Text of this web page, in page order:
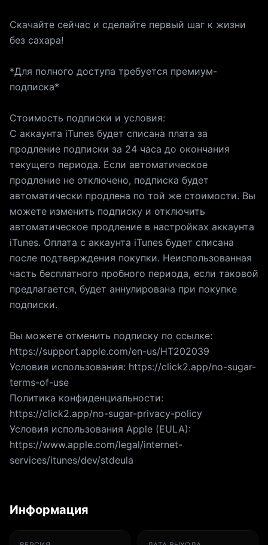
Скачайте сейчас и сделайте первый шаг к жизни
без сахара!
*Для полного доступа требуется премиум-
подписка*
Стоимость подписки и условия:
С аккаунта iTunes будет списана плата за
продление подписки за 24 часа до окончания
текущего периода. Если автоматическое
продление не отключено, подписка будет
автоматически продлена по той же стоимости. Вы
можете изменить подписку и отключить
автоматическое продление в настройках аккаунта
iTunes. Оплата с аккаунта iTunes будет списана
после подтверждения покупки. Неиспользованная
часть бесплатного пробного периода, если таковой
предлагается, будет аннулирована при покупке
подписки.
Вы можете отменить подписку по ссылке:
https://support.apple.com/en-us/HT202039
Условия использования: https://click2.app/no-sugar-
terms-of-use
Политика конфиденциальности:
https://click2.app/no-sugar-privacy-policy
Условия использования Apple (EULA):
https://www.apple.com/legal/internet-
services/itunes/dev/stdeula
Информация